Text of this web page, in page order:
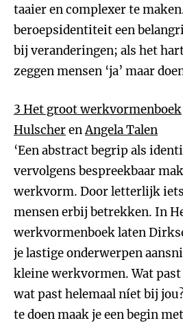
taaier en complexer te
beroepsidentiteit een
bij veranderingen; als het
zeggen mensen ‘ja’ maar doen
3 Het groot werkvormenboek
HulscherenAngela Talen
‘Een abstract begrip als
vervolgens bespreekbaar
werkvorm. Door letterlijk
mensen erbij betrekken. In
werkvormenboek laten
je lastige onderwerpen
kleine werkvormen. Wat
wat past helemaal níet bij
te doen maak je een begin